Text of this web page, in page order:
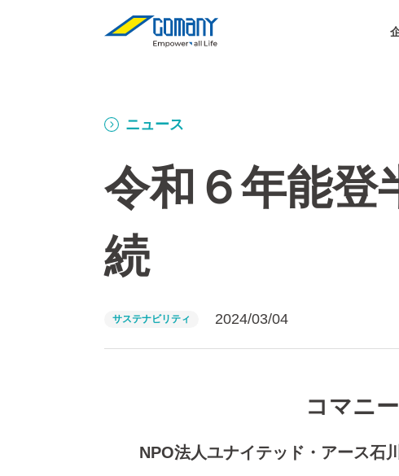
ニュース
令和６年能登
続
サステナビリティ 2024/03/04
コマニ
NPO法人ユナイテッド・アース石